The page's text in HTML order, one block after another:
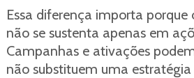
Essa diferença importa porque
não se sustenta apenas em
Campanhas e ativações
não substituem uma